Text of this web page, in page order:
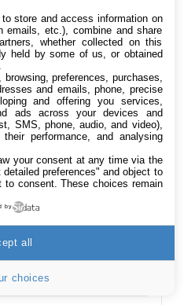
2 sur Xbox One
(Vendeur Tiers)
4 To, disque dur
bureau HDD – USB-C
disques d'entreprise,
de 1 mois à
(Vendeur Tiers)
to store and access information on
emails, etc.), combine and share
whether collected on this
held by some of us, or obtained
preferences, purchases,
and emails, phone, precise
and offering you services,
ads across your devices and
SMS, phone, audio, and video),
performance, and analysing
your consent at any time via the
preferences" and object to
consent. These choices remain
by
choices
all